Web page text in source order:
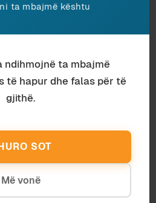
ta mbajmë kështu
ndihmojnë ta mbajmë
të hapur dhe falas për të
gjithë.
SOT
Më vonë